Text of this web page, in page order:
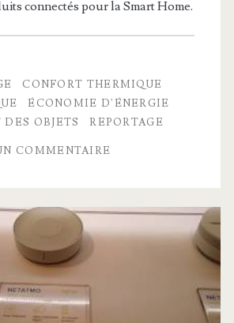
connectés pour la Smart Home.
CONFORT THERMIQUE
ÉCONOMIE D'ÉNERGIE
OBJETS
REPORTAGE
COMMENTAIRE